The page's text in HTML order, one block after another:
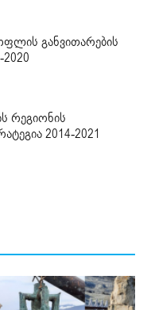
განვითარების
რეგიონის
2014-2021